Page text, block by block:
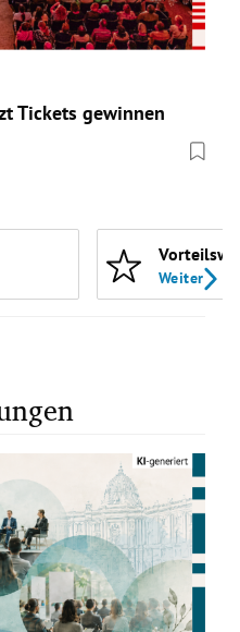
Tickets gewinnen
Weiter